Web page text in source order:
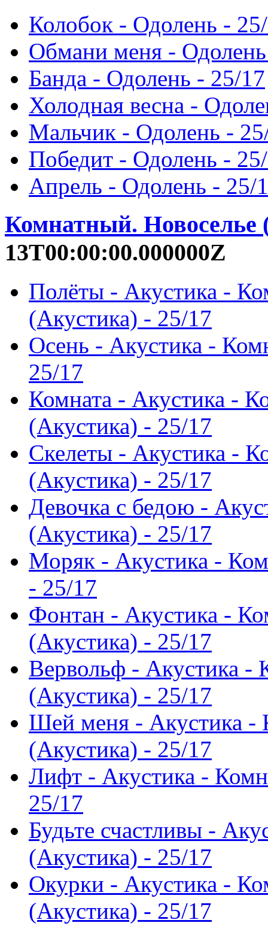
Колобок - Одолень -
Обмани меня -
Банда - Одолень - 25/17
Холодная весна -
Мальчик - Одолень -
Победит - Одолень -
Апрель - Одолень - 25/
Комнатный. Новоселье
13T00:00:00.000000Z
Полёты - Акустика -
(Акустика) - 25/17
Осень - Акустика -
25/17
Комната - Акустика -
(Акустика) - 25/17
Скелеты - Акустика -
(Акустика) - 25/17
Девочка с бедою -
(Акустика) - 25/17
Моряк - Акустика -
- 25/17
Фонтан - Акустика -
(Акустика) - 25/17
Вервольф - Акустика -
(Акустика) - 25/17
Шей меня - Акустика -
(Акустика) - 25/17
Лифт - Акустика -
25/17
Будьте счастливы -
(Акустика) - 25/17
Окурки - Акустика -
(Акустика) - 25/17